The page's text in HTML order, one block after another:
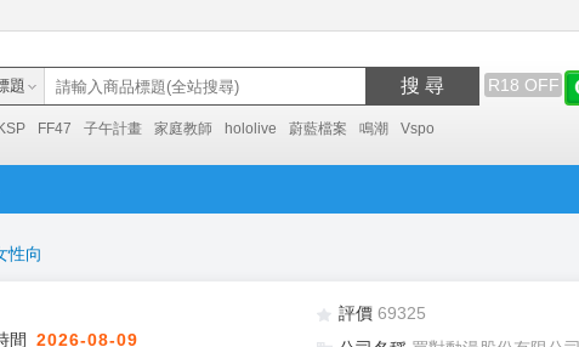
題 搜 尋 R18 OFF
FF47 子午計畫 家庭教師 hololive 蔚藍檔案 鳴潮 Vspo
性向
間 2026-08-09
評價 69325